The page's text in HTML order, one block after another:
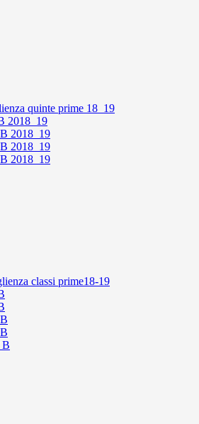
quinte prime 18_19
2018_19
2018_19
2018_19
2018_19
classi prime18-19
B